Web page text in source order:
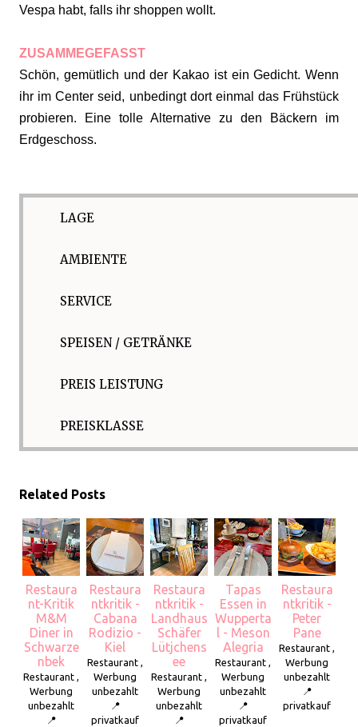
Vespa habt, falls ihr shoppen wollt.
ZUSAMMEGEFASST
Schön, gemütlich und der Kakao ist ein Gedicht. Wenn
ihr im Center seid, unbedingt dort einmal das Frühstück
probieren. Eine tolle Alternative zu den Bäckern im
Erdgeschoss.
LAGE
AMBIENTE
SERVICE
SPEISEN / GETRÄNKE
PREIS LEISTUNG
PREISKLASSE
Related Posts
Restaura
nt-Kritik
M&M
Diner in
Schwarze
nbek
Restaurant ,
Werbung
unbezahlt
📍
Restaura
ntkritik -
Cabana
Rodizio -
Kiel
Restaurant ,
Werbung
unbezahlt
📍
privatkauf
Restaura
ntkritik -
Landhaus
Schäfer
Lütjchens
ee
Restaurant ,
Werbung
unbezahlt
📍
Tapas
Essen in
Wupperta
l - Meson
Alegria
Restaurant ,
Werbung
unbezahlt
📍
privatkauf
Restaura
ntkritik -
Peter
Pane
Restaurant ,
Werbung
unbezahlt
📍
privatkauf